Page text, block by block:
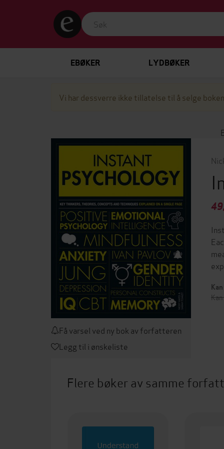
EBØKER LYDBØKER
Vi har dessverre ikke tillatelse til å selge
Få varsel ved ny bok av forfatteren
Legg til i ønskeliste
Flere bøker av samme